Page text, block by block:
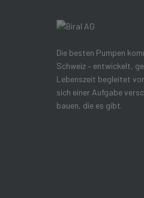
Die besten Pumpen
Schweiz – entwickelt,
Lebenszeit begleitet
sich einer Aufgabe
bauen, die es gibt.